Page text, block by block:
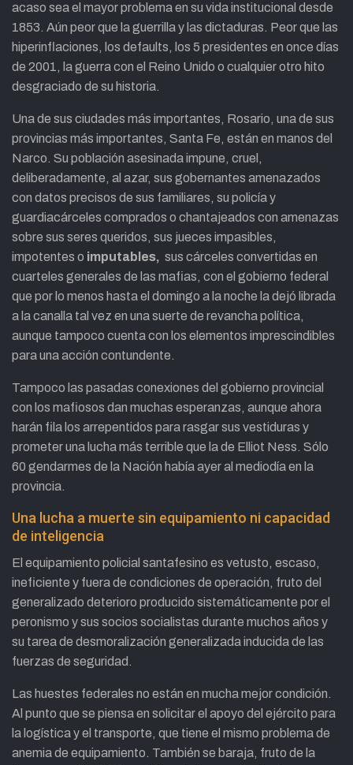
acaso sea el mayor problema en su vida institucional desde
1853. Aún peor que la guerrilla y las dictaduras. Peor que las
hiperinflaciones, los defaults, los 5 presidentes en once días
de 2001, la guerra con el Reino Unido o cualquier otro hito
desgraciado de su historia.
Una de sus ciudades más importantes, Rosario, una de sus
provincias más importantes, Santa Fe, están en manos del
Narco. Su población asesinada impune, cruel,
deliberadamente, al azar, sus gobernantes amenazados
con datos precisos de sus familiares, su policía y
guardiacárceles comprados o chantajeados con amenazas
sobre sus seres queridos, sus jueces impasibles,
impotentes o imputables, sus cárceles convertidas en
cuarteles generales de las mafias, con el gobierno federal
que por lo menos hasta el domingo a la noche la dejó librada
a la canalla tal vez en una suerte de revancha política,
aunque tampoco cuenta con los elementos imprescindibles
para una acción contundente.
Tampoco las pasadas conexiones del gobierno provincial
con los mafiosos dan muchas esperanzas, aunque ahora
harán fila los arrepentidos para rasgar sus vestiduras y
prometer una lucha más terrible que la de Elliot Ness. Sólo
60 gendarmes de la Nación había ayer al mediodía en la
provincia.
Una lucha a muerte sin equipamiento ni capacidad
de inteligencia
El equipamiento policial santafesino es vetusto, escaso,
ineficiente y fuera de condiciones de operación, fruto del
generalizado deterioro producido sistemáticamente por el
peronismo y sus socios socialistas durante muchos años y
su tarea de desmoralización generalizada inducida de las
fuerzas de seguridad.
Las huestes federales no están en mucha mejor condición.
Al punto que se piensa en solicitar el apoyo del ejército para
la logística y el transporte, que tiene el mismo problema de
anemia de equipamiento. También se baraja, fruto de la